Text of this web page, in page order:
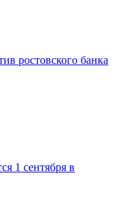
ростовского банка
1 сентября в